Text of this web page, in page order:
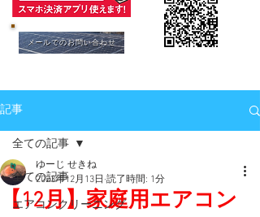
メールでのお問い合わせ
記事
全ての記事
エアコンクリーニング
全ての記事
【12月】家庭用エアコン
ゆーじ せきね
2023年12月13日 読了時間: 1分